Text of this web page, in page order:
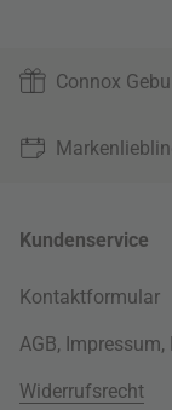
Connox
Kundenservice
Kontaktformular
AGB, Impressum,
Widerrufsrecht